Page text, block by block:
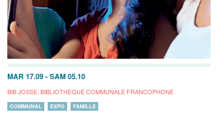
MAR 17.09 - SAM 05.10
BIB JOSSE, BIBLIOTHÈQUE COMMUNALE FRANCOPHONE
COMMUNAL EXPO FAMILLE